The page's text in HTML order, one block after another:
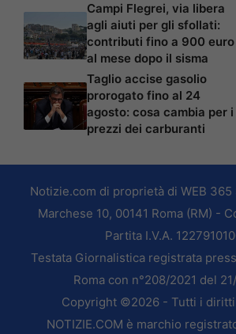
Campi Flegrei, via libera
agli aiuti per gli sfollati:
contributi fino a 900 euro
al mese dopo il sisma
Taglio accise gasolio
prorogato fino al 24
agosto: cosa cambia per i
prezzi dei carburanti
Notizie.com di proprietà di WEB 365
Marchese 10, 00141 Roma (RM) -
Partita I.V.A.
Testata Giornalistica registrata
Roma con n°208/2021 del
Copyright ©2026 - Tutti i
NOTIZIE.COM è marchio